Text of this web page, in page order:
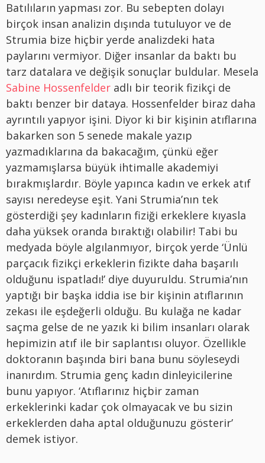
Batılıların yapması zor. Bu sebepten dolayı
birçok insan analizin dışında tutuluyor ve de
Strumia bize hiçbir yerde analizdeki hata
paylarını vermiyor. Diğer insanlar da baktı bu
tarz datalara ve değişik sonuçlar buldular. Mesela
Sabine Hossenfelder adlı bir teorik fizikçi de
baktı benzer bir dataya. Hossenfelder biraz daha
ayrıntılı yapıyor işini. Diyor ki bir kişinin atıflarına
bakarken son 5 senede makale yazıp
yazmadıklarına da bakacağım, çünkü eğer
yazmamışlarsa büyük ihtimalle akademiyi
bırakmışlardır. Böyle yapınca kadın ve erkek atıf
sayısı neredeyse eşit. Yani Strumia’nın tek
gösterdiği şey kadınların fiziği erkeklere kıyasla
daha yüksek oranda bıraktığı olabilir! Tabi bu
medyada böyle algılanmıyor, birçok yerde ‘Ünlü
parçacık fizikçi erkeklerin fizikte daha başarılı
olduğunu ispatladı!’ diye duyuruldu. Strumia’nın
yaptığı bir başka iddia ise bir kişinin atıflarının
zekası ile eşdeğerli olduğu. Bu kulağa ne kadar
saçma gelse de ne yazık ki bilim insanları olarak
hepimizin atıf ile bir saplantısı oluyor. Özellikle
doktoranın başında biri bana bunu söyleseydi
inanırdım. Strumia genç kadın dinleyicilerine
bunu yapıyor. ‘Atıflarınız hiçbir zaman
erkeklerinki kadar çok olmayacak ve bu sizin
erkeklerden daha aptal olduğunuzu gösterir’
demek istiyor.